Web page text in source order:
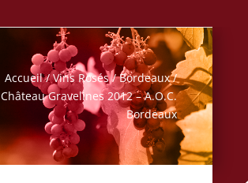
Accueil/Vins Rosés/Bordeaux/
Château Gravelines 2012 – A.O.C.
Bordeaux